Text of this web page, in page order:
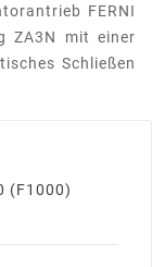
FERNI
ZA3N mit einer
Schließen
(F1000)